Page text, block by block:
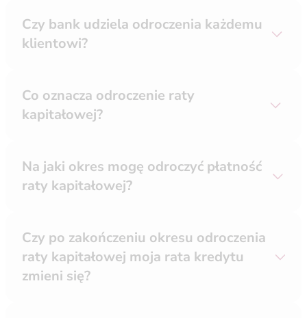
Czy bank udziela odroczenia każdemu
klientowi?
Co oznacza odroczenie raty
kapitałowej?
Na jaki okres mogę odroczyć płatność
raty kapitałowej?
Czy po zakończeniu okresu odroczenia
raty kapitałowej moja rata kredytu
zmieni się?